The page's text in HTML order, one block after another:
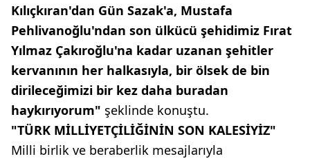
Kılıçkıran'dan Gün Sazak'a, Mustafa
Pehlivanoğlu'ndan son ülkücü şehidimiz Fırat
Yılmaz Çakıroğlu'na kadar uzanan şehitler
kervanının her halkasıyla, bir ölsek de bin
dirileceğimizi bir kez daha buradan
haykırıyorum" şeklinde konuştu.
"TÜRK MİLLİYETÇİLİĞİNİN SON KALESİYİZ"
Milli birlik ve beraberlik mesajlarıyla